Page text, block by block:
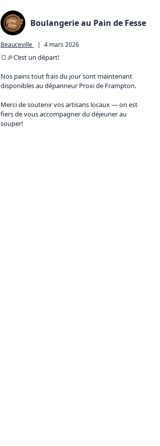
Boulangerie au Pain de Fesse
Beauceville | 4 mars 2026
🍞🎉C’est un départ!
Nos pains tout frais du jour sont maintenant
disponibles au dépanneur Proxi de Frampton.
Merci de soutenir vos artisans locaux — on est
fiers de vous accompagner du déjeuner au
souper!